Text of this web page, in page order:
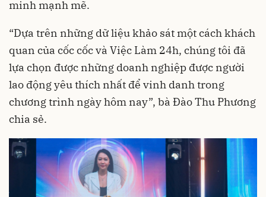
minh mạnh mẽ.
“Dựa trên những dữ liệu khảo sát một cách khách
quan của cốc cốc và Việc Làm 24h, chúng tôi đã
lựa chọn được những doanh nghiệp được người
lao động yêu thích nhất để vinh danh trong
chương trình ngày hôm nay”, bà Đào Thu Phương
chia sẻ.